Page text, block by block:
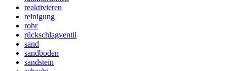
reaktivieren
reinigung
rohr
rückschlagventil
sand
sandboden
sandstein